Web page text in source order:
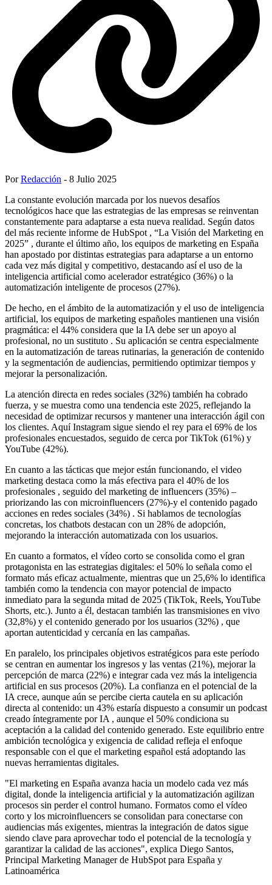
PorRedacción - 8 Julio 2025
La constante evolución marcada por los nuevos desafíos
tecnológicos hace que las estrategias de las empresas se reinventan
constantemente para adaptarse a esta nueva realidad. Según datos
del más reciente informe de HubSpot , “La Visión del Marketing en
2025” , durante el último año, los equipos de marketing en España
han apostado por distintas estrategias para adaptarse a un entorno
cada vez más digital y competitivo, destacando así el uso de la
inteligencia artificial como acelerador estratégico (36%) o la
automatización inteligente de procesos (27%).
De hecho, en el ámbito de la automatización y el uso de inteligencia
artificial, los equipos de marketing españoles mantienen una visión
pragmática: el 44% considera que la IA debe ser un apoyo al
profesional, no un sustituto . Su aplicación se centra especialmente
en la automatización de tareas rutinarias, la generación de contenido
y la segmentación de audiencias, permitiendo optimizar tiempos y
mejorar la personalización.
La atención directa en redes sociales (32%) también ha cobrado
fuerza, y se muestra como una tendencia este 2025, reflejando la
necesidad de optimizar recursos y mantener una interacción ágil con
los clientes. Aquí Instagram sigue siendo el rey para el 69% de los
profesionales encuestados, seguido de cerca por TikTok (61%) y
YouTube (42%).
En cuanto a las tácticas que mejor están funcionando, el video
marketing destaca como la más efectiva para el 40% de los
profesionales , seguido del marketing de influencers (35%) –
priorizando las con microinfluencers (27%)-y el contenido pagado
acciones en redes sociales (34%) . Si hablamos de tecnologías
concretas, los chatbots destacan con un 28% de adopción,
mejorando la interacción automatizada con los usuarios.
En cuanto a formatos, el vídeo corto se consolida como el gran
protagonista en las estrategias digitales: el 50% lo señala como el
formato más eficaz actualmente, mientras que un 25,6% lo identifica
también como la tendencia con mayor potencial de impacto
inmediato para la segunda mitad de 2025 (TikTok, Reels, YouTube
Shorts, etc.). Junto a él, destacan también las transmisiones en vivo
(32,8%) y el contenido generado por los usuarios (32%) , que
aportan autenticidad y cercanía en las campañas.
En paralelo, los principales objetivos estratégicos para este período
se centran en aumentar los ingresos y las ventas (21%), mejorar la
percepción de marca (22%) e integrar cada vez más la inteligencia
artificial en sus procesos (20%). La confianza en el potencial de la
IA crece, aunque aún se percibe cierta cautela en su aplicación
directa al contenido: un 43% estaría dispuesto a consumir un podcast
creado íntegramente por IA , aunque el 50% condiciona su
aceptación a la calidad del contenido generado. Este equilibrio entre
ambición tecnológica y exigencia de calidad refleja el enfoque
responsable con el que el marketing español está adoptando las
nuevas herramientas digitales.
"El marketing en España avanza hacia un modelo cada vez más
digital, donde la inteligencia artificial y la automatización agilizan
procesos sin perder el control humano. Formatos como el vídeo
corto y los microinfluencers se consolidan para conectarse con
audiencias más exigentes, mientras la integración de datos sigue
siendo clave para aprovechar todo el potencial de la tecnología y
garantizar la calidad de las acciones", explica Diego Santos,
Principal Marketing Manager de HubSpot para España y
Latinoamérica